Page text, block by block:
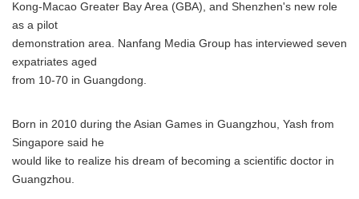
Kong-Macao Greater Bay Area (GBA), and Shenzhen's new role
as a pilot
demonstration area. Nanfang Media Group has interviewed seven
expatriates aged
from 10-70 in Guangdong.
Born in 2010 during the Asian Games in Guangzhou, Yash from
Singapore said he
would like to realize his dream of becoming a scientific doctor in
Guangzhou.